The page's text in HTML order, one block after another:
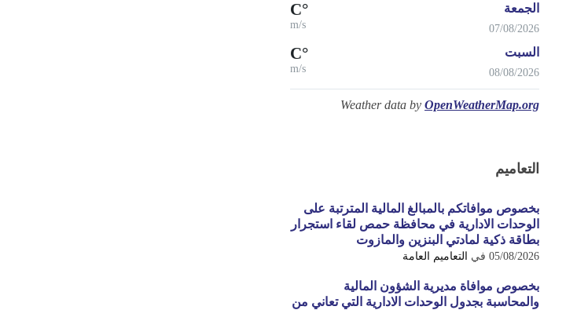
الجمعة
07/08/2026
°C
m/s
السبت
08/08/2026
°C
m/s
Weather data by OpenWeatherMap.org
التعاميم
بخصوص موافاتكم بالمبالغ المالية المترتبة على
الوحدات الادارية في محافظة حمص لقاء استجرار
بطاقة ذكية لمادتي البنزين والمازوت
05/08/2026 في التعاميم العامة
بخصوص موافاة مديرية الشؤون المالية
والمحاسبة بجدول الوحدات الادارية التي تعاني من